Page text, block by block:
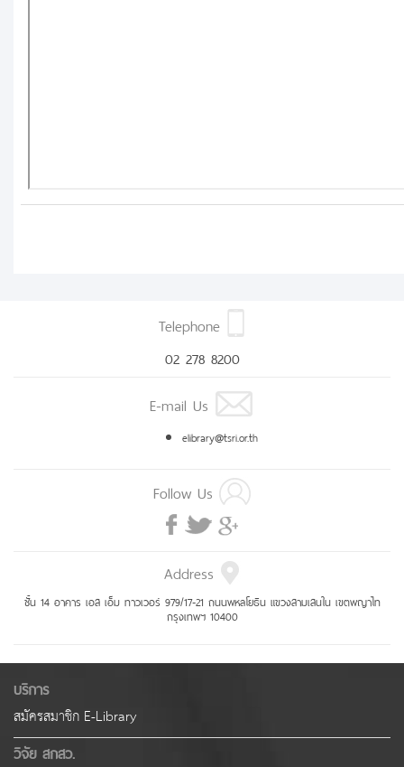
Telephone
02 278 8200
E-mail Us
elibrary@tsri.or.th
Follow Us
Address
ชั้น 14 อาคาร เอส เอ็ม ทาวเวอร์ 979/17-21 ถนนพหลโยธิน แขวงสามเสนใน เขตพญาไท
กรุงเทพฯ 10400
บริการ
สมัครสมาชิก E-Library
วิจัย สกสว.